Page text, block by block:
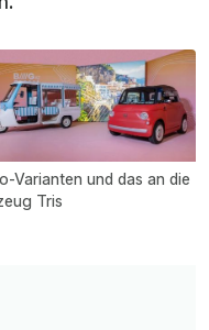
Varianten und das an die
Tris